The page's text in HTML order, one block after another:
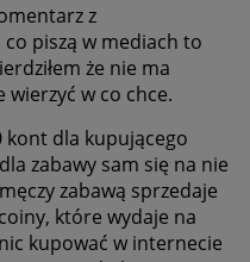
z
piszą w mediach to
że nie ma
wierzyć w co chce.
kont dla kupującego
zabawy sam się na nie
zabawą sprzedaje
które wydaje na
kupować w internecie